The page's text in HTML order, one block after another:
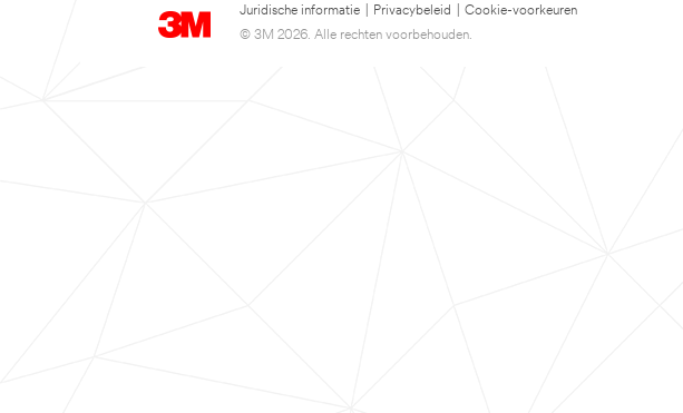
Juridische informatie Privacybeleid
Cookie-voorkeuren
© 3M 2026. Alle rechten voorbehouden.